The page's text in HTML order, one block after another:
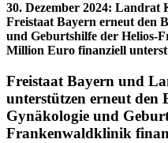
30. Dezember 2024: Landrat
Freistaat Bayern erneut den
und Geburtshilfe der Helios-
Million Euro finanziell
Freistaat Bayern und
unterstützen erneut den
Gynäkologie und
Frankenwaldklinik